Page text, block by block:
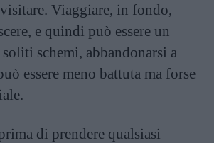
Viaggiare, in fondo,
e quindi può essere un
schemi, abbandonarsi a
essere meno battuta ma forse
di prendere qualsiasi